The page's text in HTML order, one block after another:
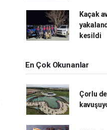
Kaçak
kesildi
En Çok Okunanlar
Çorlu